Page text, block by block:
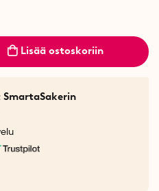
Lisää ostoskoriin